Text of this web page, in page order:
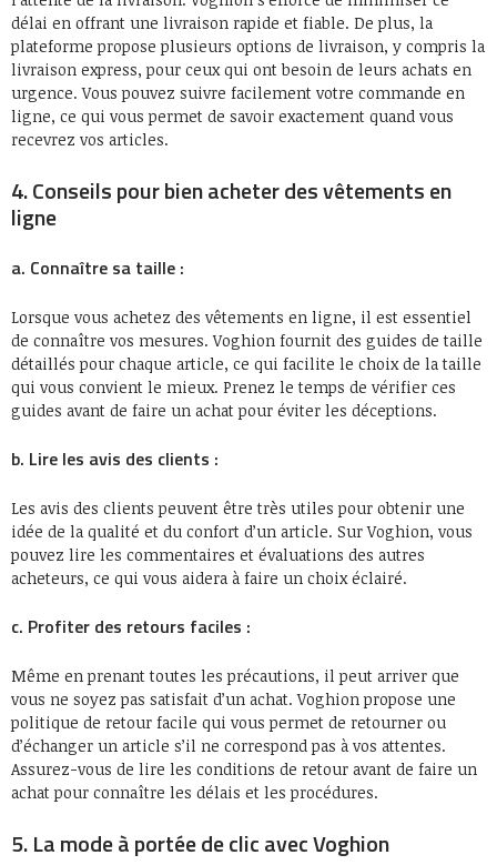
délai en offrant une livraison rapide et fiable. De plus, la
plateforme propose plusieurs options de livraison, y compris la
livraison express, pour ceux qui ont besoin de leurs achats en
urgence. Vous pouvez suivre facilement votre commande en
ligne, ce qui vous permet de savoir exactement quand vous
recevrez vos articles.
4. Conseils pour bien acheter des vêtements en
ligne
a. Connaître sa taille :
Lorsque vous achetez des vêtements en ligne, il est essentiel
de connaître vos mesures. Voghion fournit des guides de taille
détaillés pour chaque article, ce qui facilite le choix de la taille
qui vous convient le mieux. Prenez le temps de vérifier ces
guides avant de faire un achat pour éviter les déceptions.
b. Lire les avis des clients :
Les avis des clients peuvent être très utiles pour obtenir une
idée de la qualité et du confort d’un article. Sur Voghion, vous
pouvez lire les commentaires et évaluations des autres
acheteurs, ce qui vous aidera à faire un choix éclairé.
c. Profiter des retours faciles :
Même en prenant toutes les précautions, il peut arriver que
vous ne soyez pas satisfait d’un achat. Voghion propose une
politique de retour facile qui vous permet de retourner ou
d’échanger un article s’il ne correspond pas à vos attentes.
Assurez-vous de lire les conditions de retour avant de faire un
achat pour connaître les délais et les procédures.
5. La mode à portée de clic avec Voghion